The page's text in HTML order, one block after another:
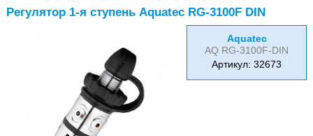
Регулятор 1-я ступень Aquatec RG-3100F DIN
Aquatec
AQ RG-3100F-DIN
Артикул: 32673